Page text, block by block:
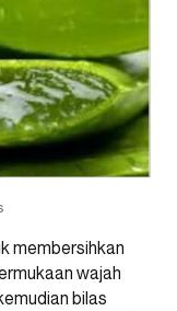
membersihkan
wajah
bilas